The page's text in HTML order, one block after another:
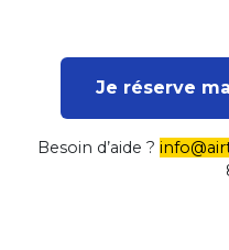
Je réserve
Besoin d’aide ?